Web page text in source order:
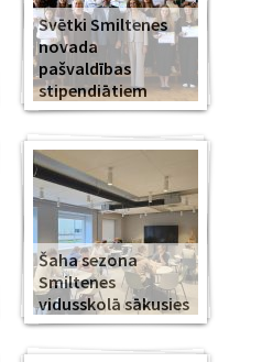
Svētki Smiltenes
novada
pašvaldības
stipendiātiem
Šaha sezona
Smiltenes
vidusskolā sākusies